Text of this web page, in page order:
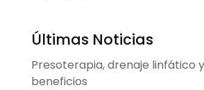
Últimas Noticias
Presoterapia, drenaje linfático
beneficios